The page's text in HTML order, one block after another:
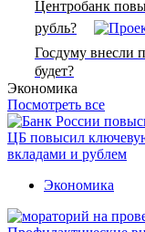
Центробанк
рубль?
Госдуму внесли
будет?
Экономика
Посмотреть все
ЦБ повысил
вкладами и рублем
Экономика